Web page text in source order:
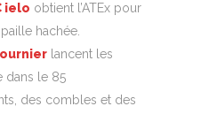
ielo obtient l’ATEx pour
hachée.
lancent les
dans le 85
des combles et des